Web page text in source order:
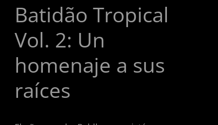
Batidão Tropical
Vol. 2: Un
homenaje a sus
raíces